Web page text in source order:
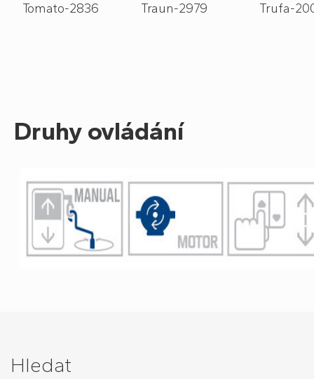
Tomato-2836 Traun-2979 Trufa-
Druhy ovládání
Hledat